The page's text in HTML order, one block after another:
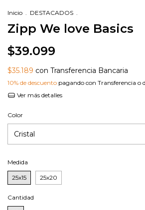
Inicio . DESTACADOS .
Zipp We love Basics
$39.099
$35.189 con Transferencia Bancaria
10% de descuento pagando con Transferencia o
Ver más detalles
Color
Medida
25x15 25x20
Cantidad